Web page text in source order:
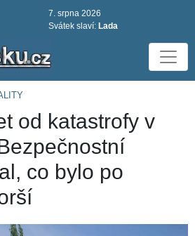
7. srpna 2026
Svátek slaví: Lada
od katastrofy v
co bylo po